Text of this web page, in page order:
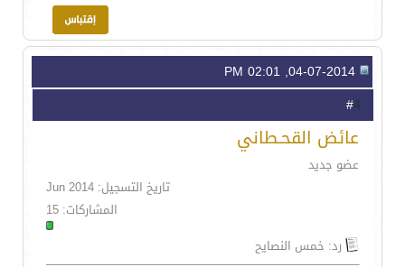
4
عائض القحـطاني
عضو جديد
تاريخ التسجيل: Jun 2014
المشاركات: 15
رد: خمس النصايح